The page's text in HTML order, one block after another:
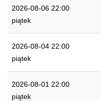
2026-08-06 22:00
piątek
2026-08-04 22:00
piątek
2026-08-01 22:00
piątek